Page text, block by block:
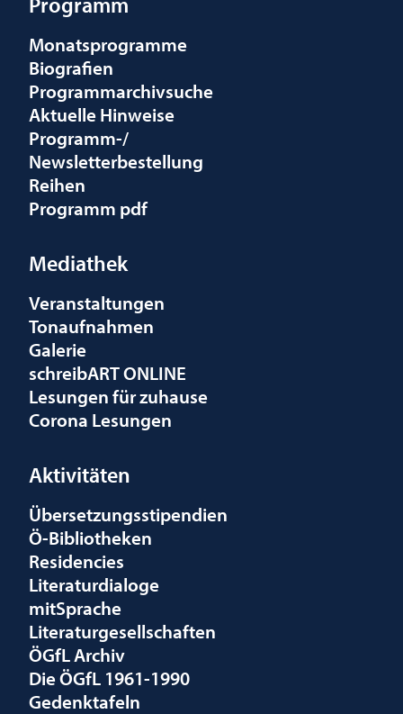
Monatsprogramme
Biografien
Programmarchivsuche
Aktuelle Hinweise
Programm-/
Newsletterbestellung
Reihen
Programm pdf
Mediathek
Veranstaltungen
Tonaufnahmen
Galerie
schreibART ONLINE
Lesungen für zuhause
Corona Lesungen
Aktivitäten
Übersetzungsstipendien
Ö-Bibliotheken
Residencies
Literaturdialoge
mitSprache
Literaturgesellschaften
ÖGfL Archiv
Die ÖGfL 1961-1990
Gedenktafeln